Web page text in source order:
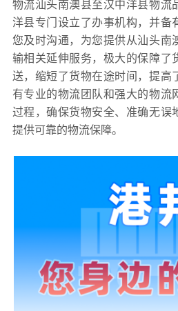
物流汕头南澳县至汉中洋县物流
洋县专门设立了办事机构，并备
您及时沟通，为您提供从汕头南
输相关延伸服务，极大的保障了
送，缩短了货物在途时间，提高
有专业的物流团队和强大的物流
过程，确保货物安全、准确无误
提供可靠的物流保障。